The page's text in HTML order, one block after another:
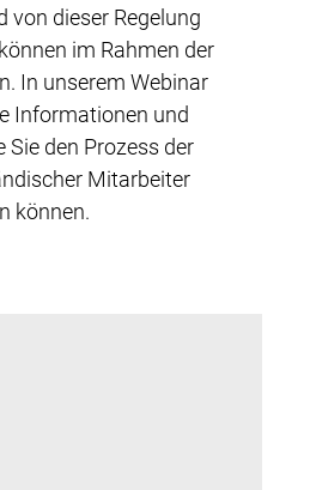
von dieser Regelung
im Rahmen der
In unserem Webinar
Informationen und
Sie den Prozess der
Mitarbeiter
können.